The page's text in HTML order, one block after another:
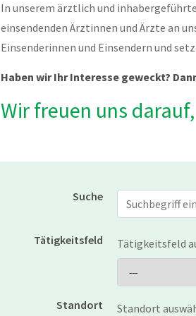
In unserem ärztlich und
einsendenden Ärztinnen und Ärzte an
Einsenderinnen und Einsendern und
Haben wir Ihr Interesse geweckt?
Wir freuen uns
Suche
Jobs suchen
Tätigkeitsfeld
Tätigkeitsfeld
Standort Standort